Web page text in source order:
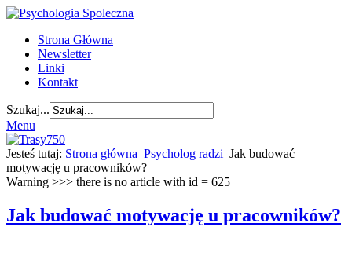
Strona Główna
Newsletter
Linki
Kontakt
Szukaj...
Menu
Jesteś tutaj: Strona główna Psycholog radzi Jak budować
motywację u pracowników?
Warning >>> there is no article with id = 625
Jak budować motywację u pracowników?